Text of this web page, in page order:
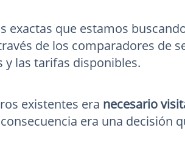
exactas que estamos
de los comparadores de
y las tarifas disponibles.
existentes era necesario
consecuencia era una decisión